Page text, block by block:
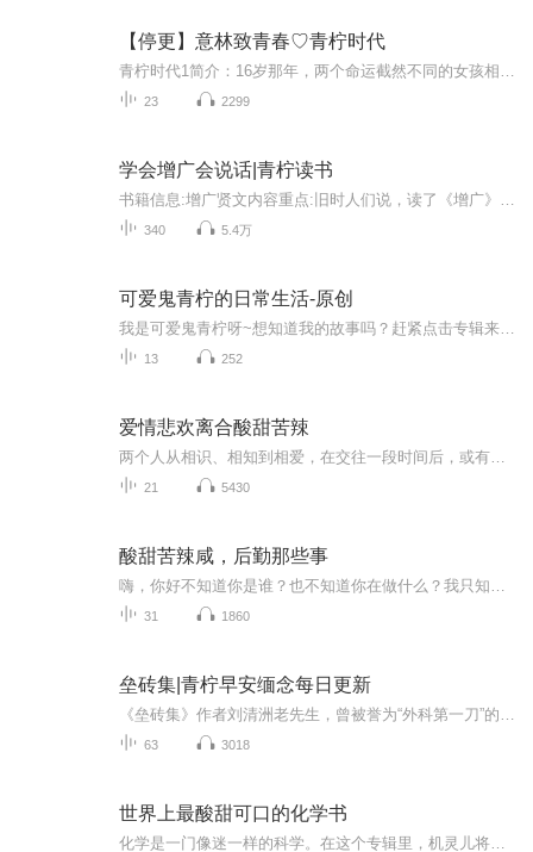
【停更】意林致青春♡青柠时代
23 2299
学会增广会说话|青柠读书
340 5.4万
可爱鬼青柠的日常生活-原创
13 252
爱情悲欢离合酸甜苦辣
21 5430
酸甜苦辣咸，后勤那些事
31 1860
垒砖集|青柠早安缅念每日更新
63 3018
世界上最酸甜可口的化学书